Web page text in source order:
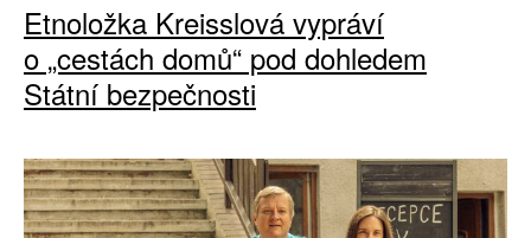
Etnoložka Kreisslová vypráví
o „cestách domů“ pod dohledem
Státní bezpečnosti